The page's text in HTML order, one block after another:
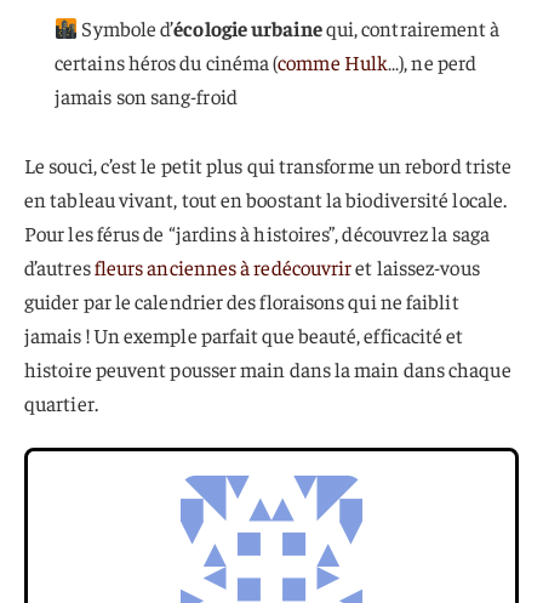
Symbole d’écologie urbainequi, contrairement à
certains héros du cinéma (comme Hulk…), ne perd
jamais son sang-froid
Le souci, c’est le petit plus qui transforme un rebord triste
en tableau vivant, tout en boostant la biodiversité locale.
Pour les férus de “jardins à histoires”, découvrez la saga
d’autresfleurs anciennes à redécouvriret laissez-vous
guider par le calendrier des floraisons qui ne faiblit
jamais ! Un exemple parfait que beauté, efficacité et
histoire peuvent pousser main dans la main dans chaque
quartier.